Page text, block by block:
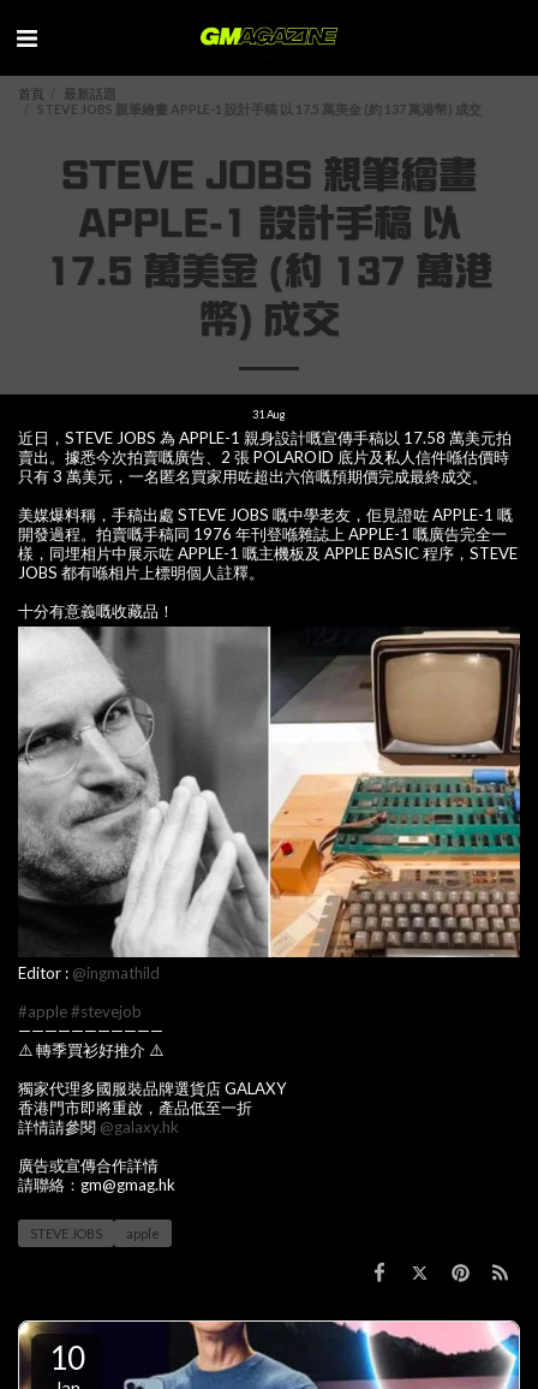
首頁
最新話題
STEVE JOBS 親筆繪畫 APPLE-1 設計手稿 以 17.5 萬美金 (約 137 萬港幣) 成交
STEVE JOBS 親筆繪畫
APPLE-1 設計手稿 以
17.5 萬美金 (約 137 萬港
幣) 成交
31 Aug
近日，STEVE JOBS 為 APPLE-1 親身設計嘅宣傳手稿以 17.58 萬美元拍
賣出。據悉今次拍賣嘅廣告、2 張 POLAROID 底片及私人信件喺估價時
只有 3 萬美元，一名匿名買家用咗超出六倍嘅預期價完成最終成交。
美媒爆料稱，手稿出處 STEVE JOBS 嘅中學老友，佢見證咗 APPLE-1 嘅
開發過程。拍賣嘅手稿同 1976 年刊登喺雜誌上 APPLE-1 嘅廣告完全一
樣，同埋相片中展示咗 APPLE-1 嘅主機板及 APPLE BASIC 程序，STEVE
JOBS 都有喺相片上標明個人註釋。
十分有意義嘅收藏品！
Editor : @ingmathild
#apple#stevejob
———————————
⚠️ 轉季買衫好推介 ⚠️
獨家代理多國服裝品牌選貨店 GALAXY
香港門市即將重啟，產品低至一折
詳情請參閱 @galaxy.hk
廣告或宣傳合作詳情
請聯絡：gm@gmag.hk
STEVE JOBS apple
10